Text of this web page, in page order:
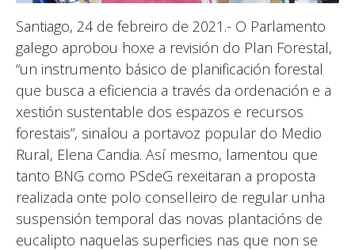
Santiago, 24 de febreiro de 2021.- O Parlamento
galego aprobou hoxe a revisión do Plan Forestal,
“un instrumento básico de planificación forestal
que busca a eficiencia a través da ordenación e a
xestión sustentable dos espazos e recursos
forestais”, sinalou a portavoz popular do Medio
Rural, Elena Candia. Así mesmo, lamentou que
tanto BNG como PSdeG rexeitaran a proposta
realizada onte polo conselleiro de regular unha
suspensión temporal das novas plantacións de
eucalipto naquelas superficies nas que non se